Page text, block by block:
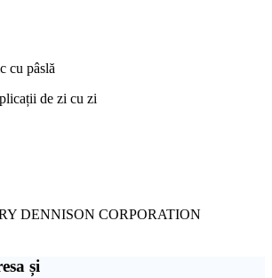
cu pâslă
de zi cu zi
DENNISON CORPORATION
și